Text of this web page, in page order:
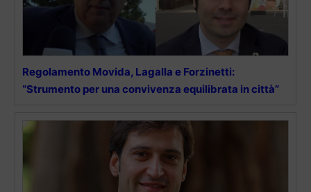
Regolamento Movida, Lagalla e Forzinetti:
“Strumento per una convivenza equilibrata in città”